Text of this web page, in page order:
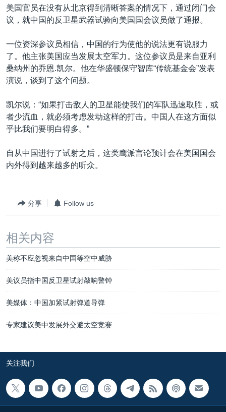
美国官员在没有从北京得到清晰答案的情况下，通过闭门会
议，就中国的反卫星武器试验向美国国会议员做了通报。
一位资深参议员相信，中国的行为使他的说法更有说服力
了。他主张美国应当发展太空军力。这位参议员是来自亚利
桑纳州的乔恩.凯尔。他在华盛顿保守智库“传统基金会”发表
演说，谈到了这个问题。
凯尔说：“如果打击敌人的卫星能使我们的军队迅速取胜，或
者少流血，就必须考虑发动这样的打击。中国人在这方面似
乎比我们要明白得多。”
自从中国进行了试射之后，这类鹰派言论预计会在美国国会
内外得到越来越多的听众。
分享 Follow us
相关内容
美称不应忽视来自中国等空中威胁
美议员指中国反卫星试射敲响警钟
美媒体：中国加紧试射弹道导弹
专家建议美中发展外交避太空竞赛
关注我们